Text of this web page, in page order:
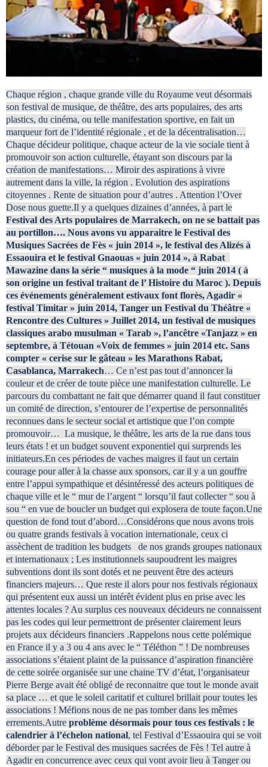
Régions
Evenements
Contact
Chaque région , chaque grande ville du Royaume veut désormais
son festival de musique, de théâtre, des arts populaires, des arts
plastics, du cinéma, ou telle manifestation sportive, en fait un
marqueur fort de l’identité régionale , et de la décentralisation…
Chaque décideur politique, chaque acteur de la vie sociale tient à
promouvoir son action culturelle, étayant son discours par la
création de manifestations… Miroir des aspirations à vivre
autrement dans la ville, la région . Evolution des aspirations
citoyennes . Rente de situation pour d’autres . Attention l’Over
Dose nous guette.Il y a quelques dizaines d’années, à part le
Festival des Arts populaires de Marrakech, on ne se battait pas
au portillon…. Nous avons vu apparaitre le Festival des
Musiques Sacrées de Fès « juin 2014 », le festival des Alizés à
Essaouira et le festival Gnaouas « juin 2014 », à Rabat
Mawazine dans la série “ musiques à la mode “ juin 2014 ( à
son origine un festival traitant de l’ Histoire du Maroc ). Depuis
ces événements généralement estivaux font florès, Agadir «
festival Timitar » juin 2014, Tanger un Festival du Théâtre «
Rencontre des Cultures » Juillet 2014, un festival de musiques
classiques arabo musulman « Tarab », l’ancêtre «Tanjazz » en
septembre, à Tétouan «Voix de femmes » juin 2014 etc. Sans
compter « cerise sur le gâteau » les Marathons Rabat,
Casablanca, Marrakech… Ce n’est pas tout d’annoncer la
couleur et de créer de toute pièce une manifestation culturelle. Le
parcours du combattant ne fait que démarrer quand il faut constituer
un comité de direction, s’entourer de l’expertise de personnalités
reconnues dans le secteur social et artistique que l’on compte
promouvoir… La musique, le théâtre, les arts de la rue dans tous
leurs états ! et un budget souvent exponentiel qui surprends les
initiateurs.En ces périodes de vaches maigres il faut un certain
courage pour aller à la chasse aux sponsors, car il y a un gouffre
entre l’appui sympathique et désintéressé des acteurs politiques de
chaque ville et le “ mur de l’argent “ lorsqu’il faut collecter “ sou à
sou “ en vue de boucler un budget qui explosera de toute façon.Une
question de fond tout d’abord…Considérons que nous avons trois
ou quatre grands festivals à vocation internationale, ceux ci
assèchent de tradition les budgets de nos grands groupes nationaux
et internationaux ; Les institutionnels saupoudrent les maigres
subventions dont ils sont dotés et ne peuvent être des acteurs
financiers majeurs… Que reste il alors pour nos festivals régionaux
qui présentent eux aussi un intérêt évident plus en prise avec les
attentes locales ? Au surplus ces nouveaux décideurs ne connaissent
pas les codes qui leur permettront de présenter clairement leurs
projets aux décideurs financiers .Rappelons nous cette polémique
en France il y a 3 ou 4 ans avec le “ Téléthon ” ! De nombreuses
associations s’étaient plaint de la puissance d’aspiration financière
de cette soirée organisée sur une chaine TV d’état, l’organisateur
Pierre Berge avait été obligé de reconnaitre que tout le monde avait
sa place … et que le soleil caritatif et culturel brillait pour toutes les
associations ! Méfions nous de ne pas tomber dans les mêmes
errements.Autre problème désormais pour tous ces festivals : le
calendrier à l’échelon national, tel Festival d’Essaouira qui se voit
déborder par le Festival des musiques sacrées de Fès ! Tel autre à
Agadir en concurrence avec ceux qui vont avoir lieu à Tanger ou